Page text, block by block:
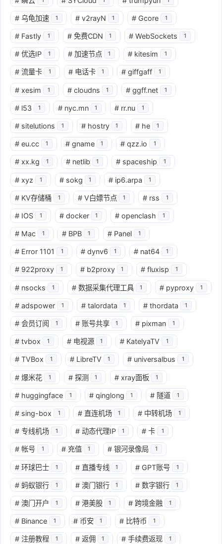
# 乌龟加速 1 # v2rayN 1 # Gcore 1
# Fastly 1 # 免费CDN 1 # WebSockets 1
# 优选IP 1 # 加速节点 1 # kitesim 1
# 流量卡 1 # 电话卡 1 # giffgaff 1
# xesim 1 # cloudns 1 # ggff.net 1
# l53 1 # nyc.mn 1 # rr.nu 1
# sitelutions 1 # hostry 1 # he 1
# eu.cc 1 # gname 1 # qzz.io 1
# xx.kg 1 # netlib 1 # spaceship 1
# xyz 1 # sokg 1 # ip6.arpa 1
# KV存储桶 1 # V白嫖节点 1 # rss 1
# IOS 1 # docker 1 # openclash 1
# Mac 1 # BPB 1 # Panel 1
# Error 1101 1 # dynv6 1 # nat64 1
# 922proxy 1 # b2proxy 1 # fluxisp 1
# nsocks 1 # 数据采集代理工具 1 # pyproxy 1
# adspower 1 # talordata 1 # thordata 1
# 会员订阅 1 # 账号共享 1 # pixman 1
# tvbox 1 # 电视源 1 # KatelyaTV 1
# TVBox 1 # LibreTV 1 # universalbus 1
# 爆米花 1 # 探测 1 # xray面板 1
# huggingface 1 # qinglong 1 # 隧道 1
# sing-box 1 # 直连机场 1 # 中转机场 1
# 专线机场 1 # 动态代理IP 1 # 卡 1
# 帐号 1 # 充值 1 # 银河录像局 1
# 环球巴士 1 # 直播专线 1 # GPT账号 1
# 蚂蚁银行 1 # 澳门银行 1 # 数字银行 1
# 澳门开户 1 # 港美股 1 # 跨境金融 1
# Binance 1 # 币安 1 # 比特币 1
# 注册教程 1 # 返佣 1 # 手续费返现 1